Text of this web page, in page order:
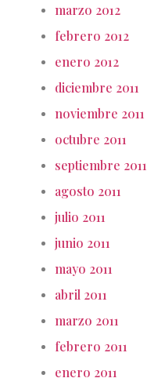
marzo 2012
febrero 2012
enero 2012
diciembre 2011
noviembre 2011
octubre 2011
septiembre 2011
agosto 2011
julio 2011
junio 2011
mayo 2011
abril 2011
marzo 2011
febrero 2011
enero 2011